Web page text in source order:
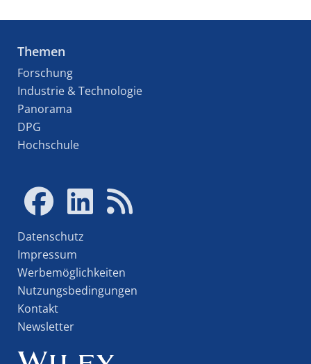
Themen
Forschung
Industrie & Technologie
Panorama
DPG
Hochschule
Datenschutz
Impressum
Werbemöglichkeiten
Nutzungsbedingungen
Kontakt
Newsletter